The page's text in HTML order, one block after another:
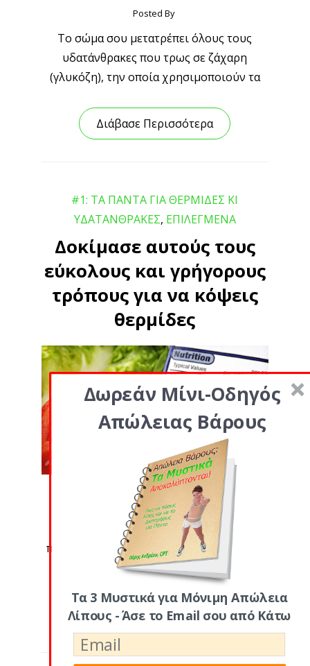
Posted By
Το σώμα σου μετατρέπει όλους τους
υδατάνθρακες που τρως σε ζάχαρη
(γλυκόζη), την οποία χρησιμοποιούν τα
Διάβασε Περισσότερα
#1: ΤΑ ΠΑΝΤΑ ΓΙΑ ΘΕΡΜΙΔΕΣ ΚΙ
ΥΔΑΤΑΝΘΡΑΚΕΣ, ΕΠΙΛΕΓΜΕΝΑ
Δοκίμασε αυτούς τους
εύκολους και γρήγορους
τρόπους για να κόψεις
θερμίδες
Posted By
Να παρακάτω μερικές βοηθητικές
προτάσεις για να κόψεις θερμίδες, χωρίς
να σου φανεί καν! Πιες ένα φλιτζάνι
Διάβασε Περισσότερα
Δωρεάν Μίνι-Οδηγός
Απώλειας Βάρους
Τα 3 Μυστικά για Μόνιμη Απώλεια
Λίπους - Άσε το Email σου από Κάτω